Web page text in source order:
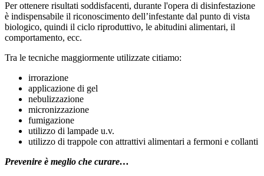
Per ottenere risultati soddisfacenti, durante l'opera di disinfestazione
è indispensabile il riconoscimento dell’infestante dal punto di vista
biologico, quindi il ciclo riproduttivo, le abitudini alimentari, il
comportamento, ecc.
Tra le tecniche maggiormente utilizzate citiamo:
irrorazione
applicazione di gel
nebulizzazione
micronizzazione
fumigazione
utilizzo di lampade u.v.
utilizzo di trappole con attrattivi alimentari a fermoni e collanti
Prevenire è meglio che curare…